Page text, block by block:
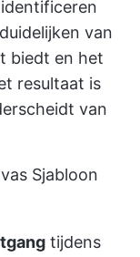
van
biedt en het
resultaat is
van
Sjabloon
tijdens